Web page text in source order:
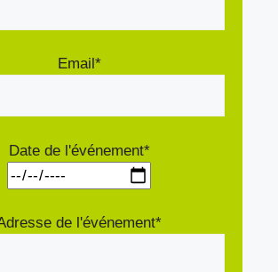
Email*
Date de l'événement*
de l'événement*